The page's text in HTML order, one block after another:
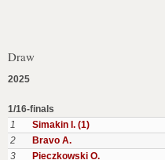
Draw
2025
1/16-finals
1
Simakin I. (1)
2
Bravo A.
3
Pieczkowski O.